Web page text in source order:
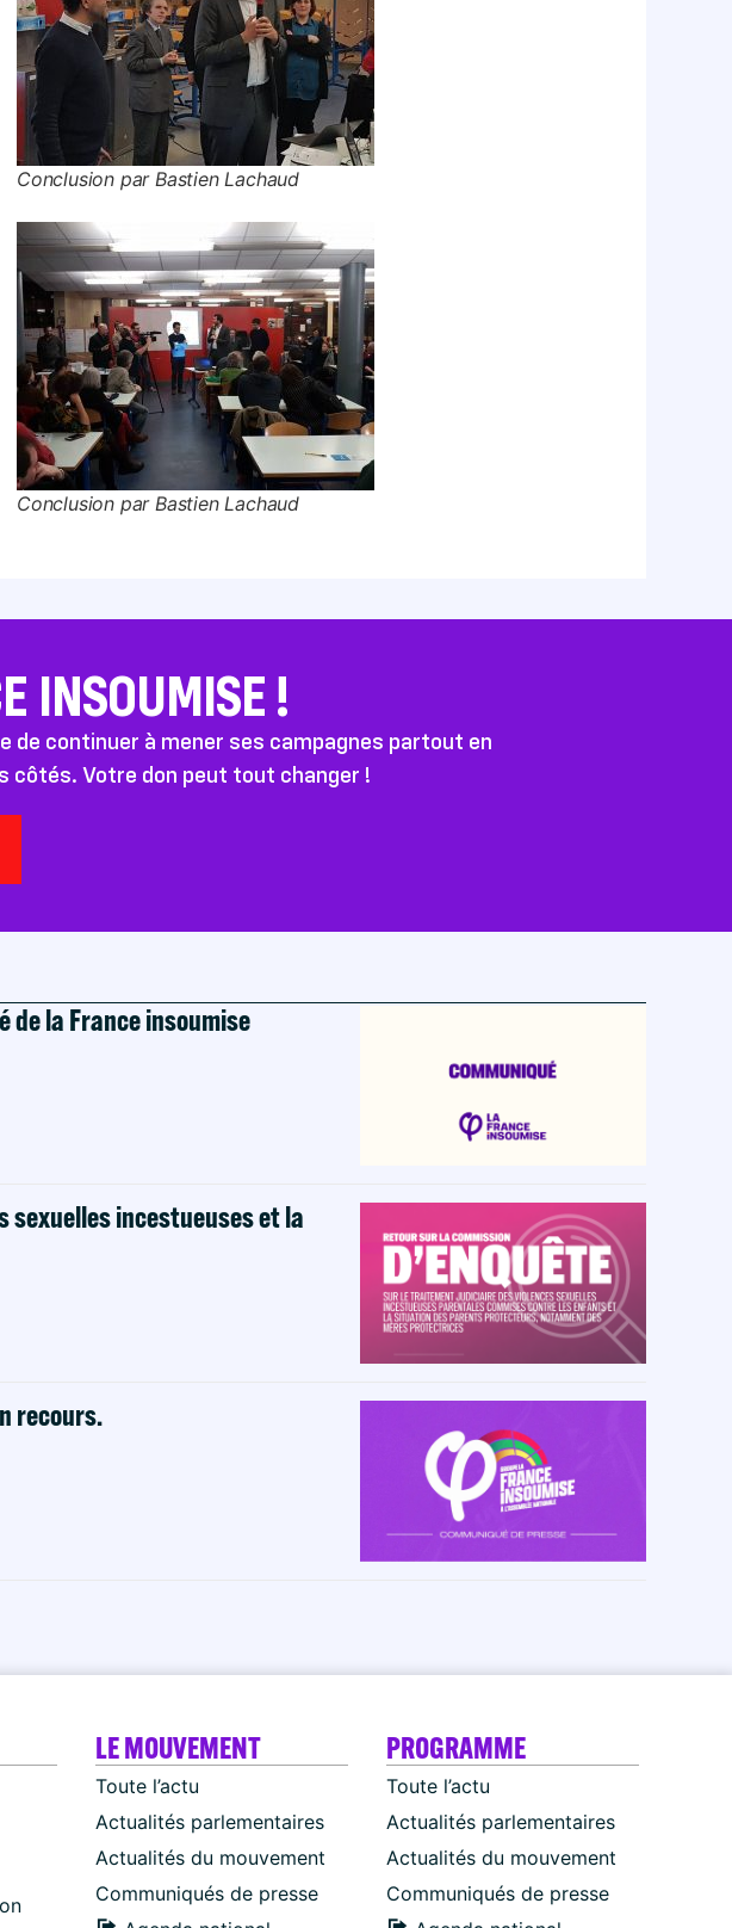
Conclusion par Bastien Lachaud
Conclusion par Bastien Lachaud
INSOUMISE !
continuer à mener ses campagnes partout en
côtés. Votre don peut tout changer !
de la France insoumise
sexuelles incestueuses et la
recours.
LE MOUVEMENT
Toute l’actu
Actualités parlementaires
Actualités du mouvement
Communiqués de presse
PROGRAMME
Toute l’actu
Actualités parlementaires
Actualités du mouvement
Communiqués de presse